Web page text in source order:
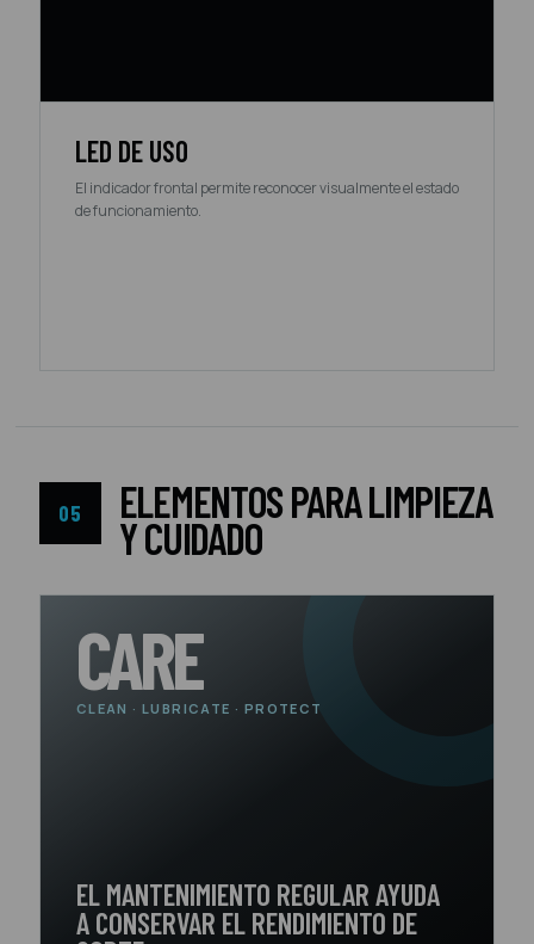
LED DE USO
El indicador frontal permite reconocer visualmente el estado
de funcionamiento.
05 ELEMENTOS PARA LIMPIEZA
Y CUIDADO
CARE
CLEAN · LUBRICATE · PROTECT
EL MANTENIMIENTO REGULAR AYUDA
A CONSERVAR EL RENDIMIENTO DE